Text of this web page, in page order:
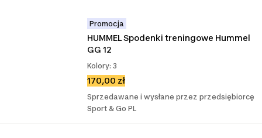
Promocja
HUMMEL Spodenki treningowe Hummel
GG 12
Kolory: 3
170,00 zł
Sprzedawane i wysłane przez przedsiębiorcę
Sport & Go PL